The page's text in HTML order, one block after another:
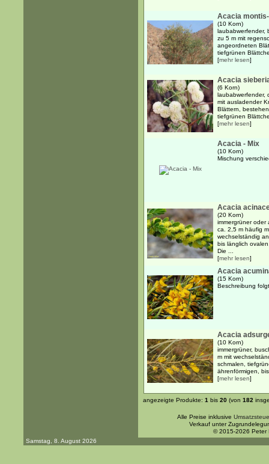
Acacia
(10 Korn)
laubabwerfender,
zu 5 m mit
angeordneten
tiefgrünen
[mehr lesen]
Acacia
(6 Korn)
laubabwerfender,
mit ausladender
Blättern,
tiefgrünen
[mehr lesen]
Acacia - Mix
(10 Korn)
Mischung
Acacia
(20 Korn)
immergrüner oder
ca. 2,5 m häufig
wechselständig
bis länglich
Die ...
[mehr lesen]
Acacia
(15 Korn)
Beschreibung
Acacia
(10 Korn)
immergrüner,
m mit
schmalen,
ährenförmigen,
[mehr lesen]
angezeigte Produkte: 1 bis 20 (von 182
Alle Preise inklusive
Verkauf unter
© 2015-2026 Peter
Samstag, 8. August 2026